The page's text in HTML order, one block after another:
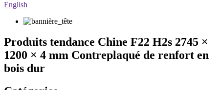
English
Produits tendance Chine F22 H2s 2745 ×
1200 × 4 mm Contreplaqué de renfort en
bois dur